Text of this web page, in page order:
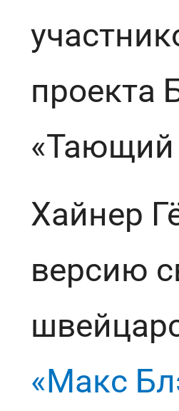
проекта
«Тающий
Хайнер
версию
«Макс